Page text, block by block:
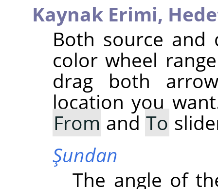
Kaynak Erimi,
Both source and
color wheel
drag both
location you
From and To
Şundan
The angle of